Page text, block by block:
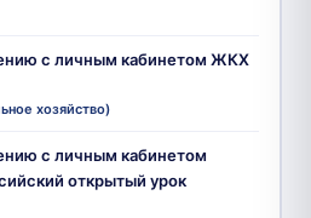
с личным кабинетом ЖКХ
хозяйство)
с личным кабинетом
открытый урок